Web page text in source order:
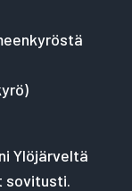
)
Ylöjärveltä
sovitusti.